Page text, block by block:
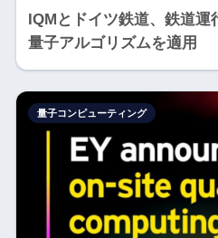
IQMとドイツ鉄道、鉄道運
量子アルゴリズムを適用
量子コンピューティング